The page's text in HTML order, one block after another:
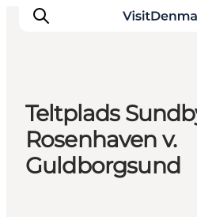
Inspiration
Destinationer
Oplevelser
Teltplads
Rosenhaven v.
Guldborgsund